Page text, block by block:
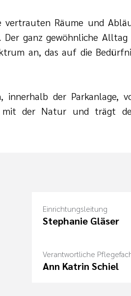
Räume und
ganz gewöhnliche
an, das auf die
innerhalb der
der Natur und trägt
Einrichtungsleitung
Stephanie Gläser
Verantwortliche
Ann Katrin Schiel